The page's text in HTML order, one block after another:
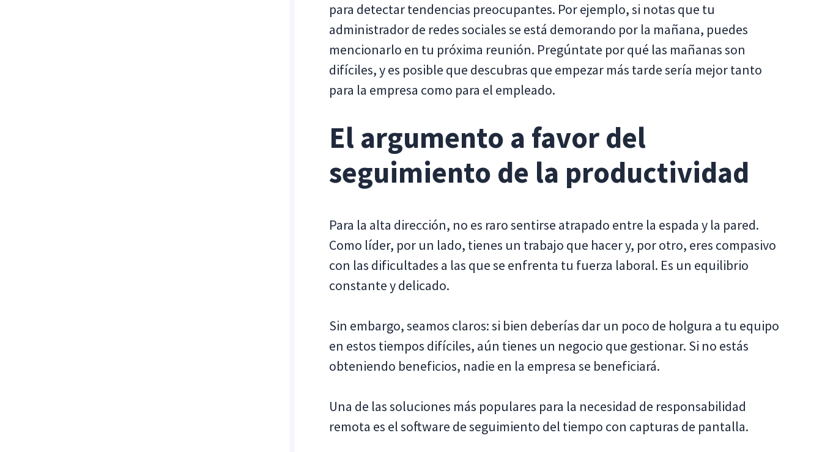
para detectar tendencias preocupantes. Por ejemplo, si notas que tu
administrador de redes sociales se está demorando por la mañana, puedes
mencionarlo en tu próxima reunión. Pregúntate por qué las mañanas son
difíciles, y es posible que descubras que empezar más tarde sería mejor tanto
para la empresa como para el empleado.
El argumento a favor del
seguimiento de la productividad
Para la alta dirección, no es raro sentirse atrapado entre la espada y la pared.
Como líder, por un lado, tienes un trabajo que hacer y, por otro, eres compasivo
con las dificultades a las que se enfrenta tu fuerza laboral. Es un equilibrio
constante y delicado.
Sin embargo, seamos claros: si bien deberías dar un poco de holgura a tu equipo
en estos tiempos difíciles, aún tienes un negocio que gestionar. Si no estás
obteniendo beneficios, nadie en la empresa se beneficiará.
Una de las soluciones más populares para la necesidad de responsabilidad
remota es el software de seguimiento del tiempo con capturas de pantalla.